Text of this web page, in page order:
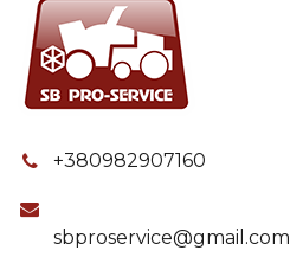
+380982907160
sbproservice@gmail.com